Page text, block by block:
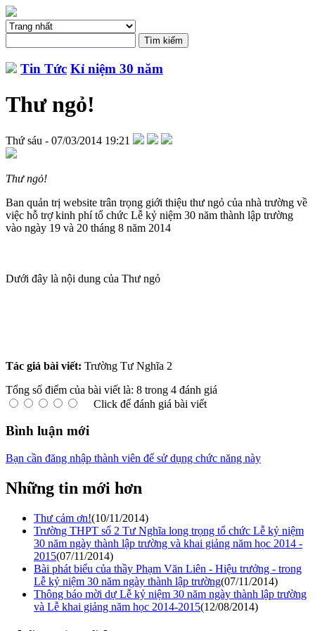
Tin Tức Kỉ niệm 30 năm
Thư ngỏ!
Thứ sáu - 07/03/2014 19:21
Thư ngỏ!
Ban quản trị website trân trọng giới thiệu thư ngỏ của nhà trường về
việc hỗ trợ kinh phí tổ chức Lễ kỷ niệm 30 năm thành lập trường
vào ngày 19 và 20 tháng 8 năm 2014
Dưới đây là nội dung của Thư ngỏ
Tác giả bài viết: Trường Tư Nghĩa 2
Tổng số điểm của bài viết là: 8 trong 4 đánh giá
Click để đánh giá bài viết
Bình luận mới
Bạn cần đăng nhập thành viên để sử dụng chức năng này
Những tin mới hơn
Thư cảm ơn!(10/11/2014)
Trường THPT số 2 Tư Nghĩa long trọng tổ chức Lễ kỷ niệm
30 năm ngày thành lập trường và khai giảng năm học 2014 -
2015(07/11/2014)
Bài phát biểu của thầy Phạm Văn Liên - Hiệu trưởng - trong
Lễ kỷ niệm 30 năm ngày thành lập trường(07/11/2014)
Thông báo mời dự Lễ kỷ niệm 30 năm ngày thành lập trường
và Lễ khai giảng năm học 2014-2015(12/08/2014)